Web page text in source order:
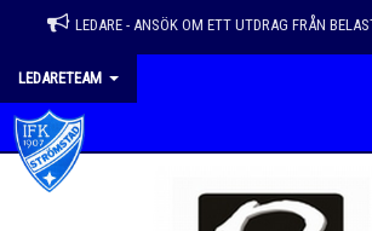
LEDARE - ANSÖK OM ETT UTDRAG FRÅN
LEDARETEAM
HEM